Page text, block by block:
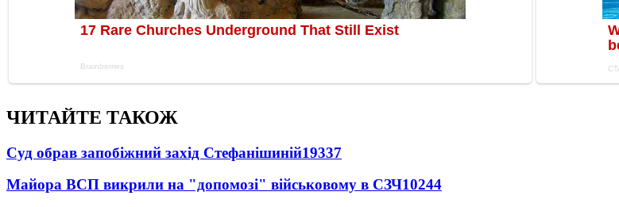
ЧИТАЙТЕ ТАКОЖ
Суд обрав запобіжний захід Стефанішиній19337
Майора ВСП викрили на "допомозі" військовому в СЗЧ10244